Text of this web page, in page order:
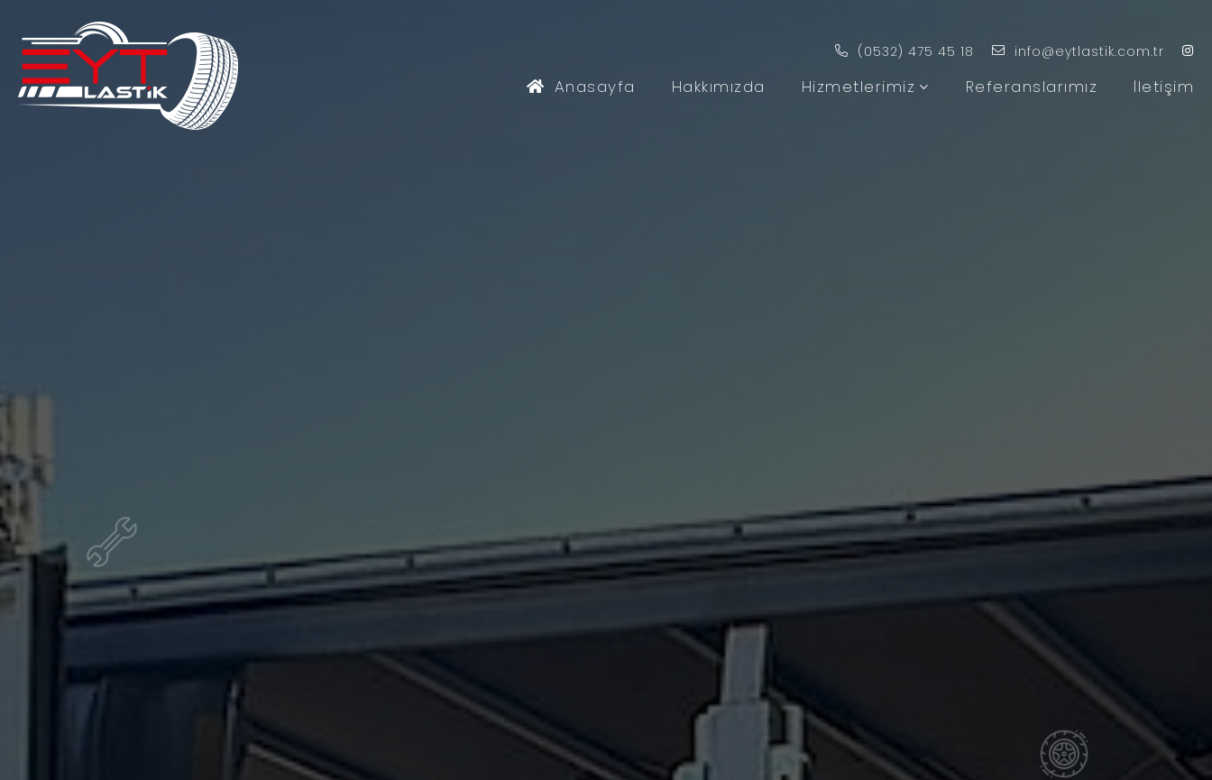
(0532) 475 45 18 info@eytlastik.com.tr
Anasayfa Hakkımızda Hizmetlerimiz Referanslarımız İletişim